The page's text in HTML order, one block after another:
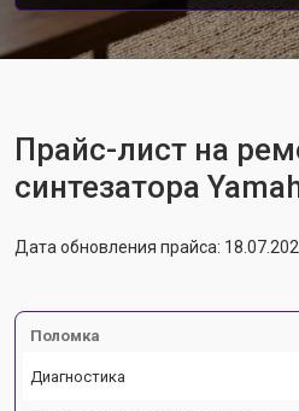
Прайс-лист на
синтезатора
Дата обновления прайса:
Поломка
Диагностика